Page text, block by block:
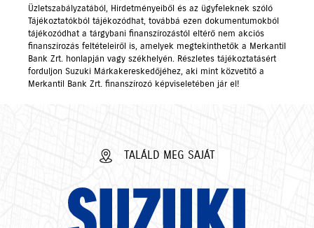
Üzletszabályzatából, Hirdetményeiből és az ügyfeleknek szóló
Tájékoztatókból tájékozódhat, továbbá ezen dokumentumokból
tájékozódhat a tárgybani finanszírozástól eltérő nem akciós
finanszírozás feltételeiről is, amelyek megtekinthetők a Merkantil
Bank Zrt. honlapján vagy székhelyén. Részletes tájékoztatásért
forduljon Suzuki Márkakereskedőjéhez, aki mint közvetítő a
Merkantil Bank Zrt. finanszírozó képviseletében jár el!
TALÁLD MEG SAJÁT